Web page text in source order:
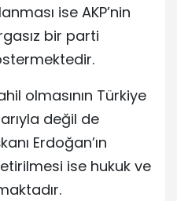
ise AKP’nin
bir parti
olmasının Türkiye
değil de
Erdoğan’ın
ise hukuk ve